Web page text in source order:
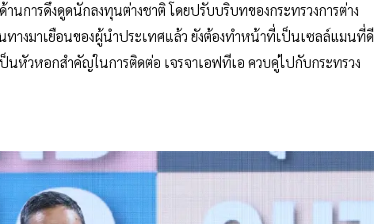
นการดึงดูดนักลงทุนต่างชาติ โดยปรับบริบทของกระทรวงการต่าง
างมาเยือนของผู้นำประเทศแล้ว ยังต้องทำหน้าที่เป็นเซลล์แมนที่ดี
นหัวหอกสำคัญในการติดต่อ เจรจาเอฟทีเอ ควบคู่ไปกับกระทรวง